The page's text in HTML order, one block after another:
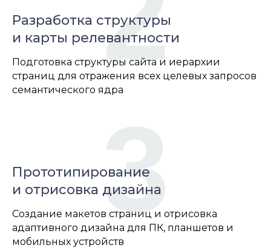
Разработка структуры
и карты релевантности
Подготовка структуры сайта и иерархии
страниц для отражения всех целевых запросов
семантического ядра
Прототипирование
и отрисовка дизайна
Создание макетов страниц и отрисовка
адаптивного дизайна для ПК, планшетов и
мобильных устройств
3